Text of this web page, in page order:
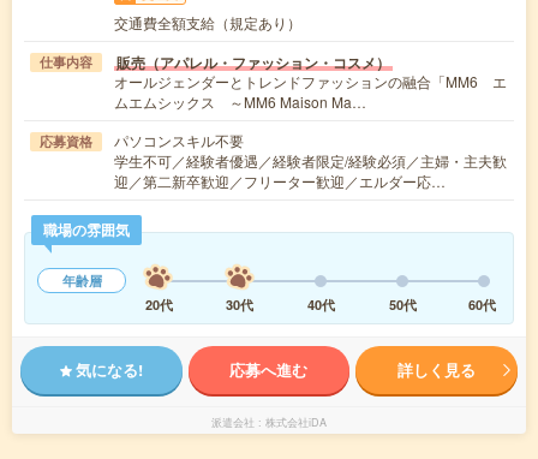
交通費全額支給（規定あり）
仕事内容 販売（アパレル・ファッション・コスメ）
オールジェンダーとトレンドファッションの融合「MM6 エ
ムエムシックス ～MM6 Maison Ma…
応募資格
パソコンスキル不要
学生不可／経験者優遇／経験者限定/経験必須／主婦・主夫歓
迎／第二新卒歓迎／フリーター歓迎／エルダー応…
職場の雰囲気
年齢層
20代
30代 40代 50代 60代
気になる! 応募へ進む 詳しく見る
派遣会社 株式会社iDA